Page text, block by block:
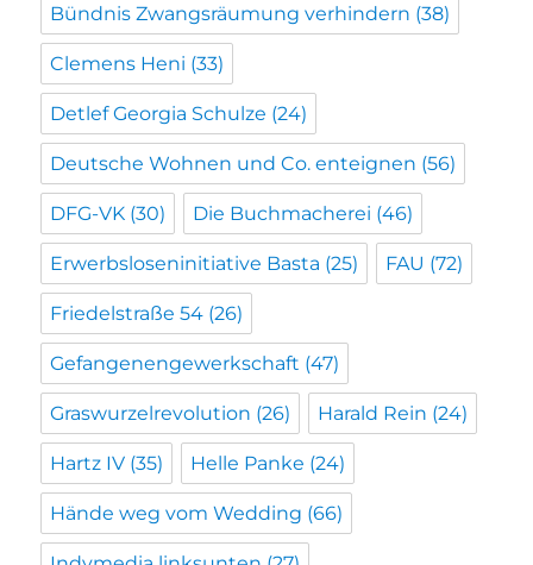
Bündnis Zwangsräumung verhindern (38)
Clemens Heni (33)
Detlef Georgia Schulze (24)
Deutsche Wohnen und Co. enteignen (56)
DFG-VK (30) Die Buchmacherei (46)
Erwerbsloseninitiative Basta (25) FAU (72)
Friedelstraße 54 (26)
Gefangenengewerkschaft (47)
Graswurzelrevolution (26) Harald Rein (24)
Hartz IV (35) Helle Panke (24)
Hände weg vom Wedding (66)